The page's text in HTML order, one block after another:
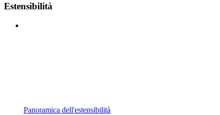
Estensibilità
Panoramica dell'estensibilità